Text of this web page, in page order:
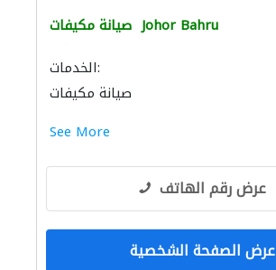
صيانة مكيفات Johor Bahru
الخدمات:
صيانة مكيفات
See More
عرض رقم الهاتف
عرض الصفحة الشخصية